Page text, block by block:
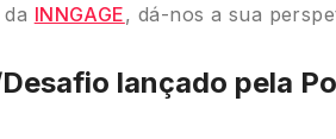
INNGAGE, dá-nos a sua
lançado pela